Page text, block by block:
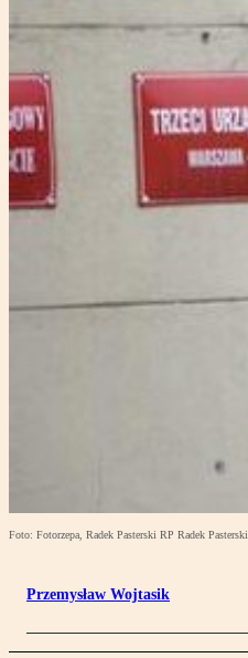
Foto: Fotorzepa, Radek Pasterski RP Radek Pasterski
Przemysław Wojtasik